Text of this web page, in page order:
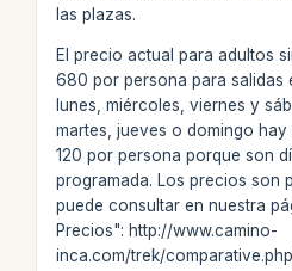
las plazas.
El precio actual para adultos
680 por persona para salidas
lunes, miércoles, viernes y
martes, jueves o domingo hay
120 por persona porque son
programada. Los precios son
puede consultar en nuestra
Precios": http://www.camino-
inca.com/trek/